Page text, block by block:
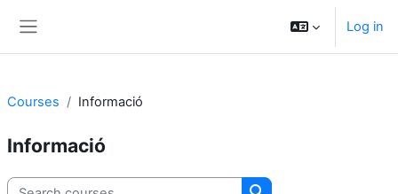
Log in
Courses Informació
Informació
Search courses